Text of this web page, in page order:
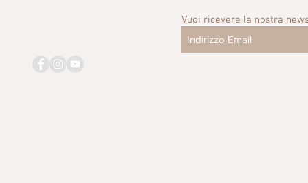
Vuoi ricevere la nostra